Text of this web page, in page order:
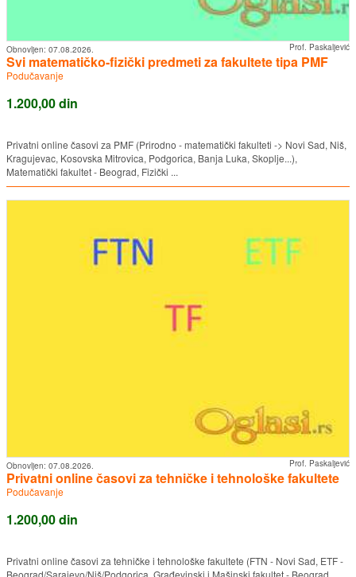
Prof. Paskaljević
Obnovljen: 07.08.2026.
Svi matematičko-fizički predmeti za fakultete tipa PMF
Podučavanje
1.200,00 din
Privatni online časovi za PMF (Prirodno - matematički fakulteti -> Novi Sad, Niš,
Kragujevac, Kosovska Mitrovica, Podgorica, Banja Luka, Skoplje...),
Matematički fakultet - Beograd, Fizički ...
Prof. Paskaljević
Obnovljen: 07.08.2026.
Privatni online časovi za tehničke i tehnološke fakultete
Podučavanje
1.200,00 din
Privatni online časovi za tehničke i tehnološke fakultete (FTN - Novi Sad, ETF -
Beograd/Sarajevo/Niš/Podgorica, Građevinski i Mašinski fakultet - Beograd,